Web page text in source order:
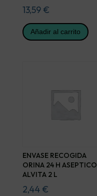
13,59 €
Añadir al carrito
ENVASE RECOGIDA
ORINA 24 H ASEPTICO
ALVITA 2 L
2,44 €